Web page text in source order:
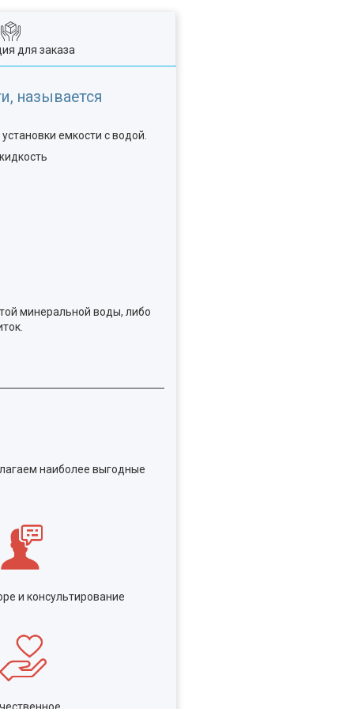
для заказа
называется
емкости с водой.
минеральной воды, либо
наиболее выгодные
и консультирование